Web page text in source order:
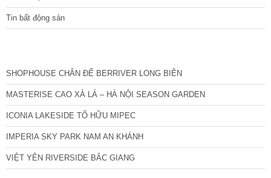
Tin bất động sản
SHOPHOUSE CHÂN ĐẾ BERRIVER LONG BIÊN
MASTERISE CAO XÀ LÁ – HÀ NỘI SEASON GARDEN
ICONIA LAKESIDE TỐ HỮU MIPEC
IMPERIA SKY PARK NAM AN KHÁNH
VIỆT YÊN RIVERSIDE BẮC GIANG